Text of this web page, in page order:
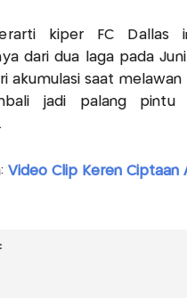
kiper FC Dallas
dari dua laga pada
akumulasi saat
jadi palang pintu
Video Clip Keren Ciptaan